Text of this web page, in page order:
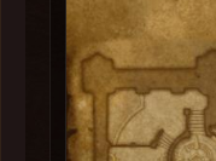
熊猫人之谜
大地的裂变
巫妖王之怒